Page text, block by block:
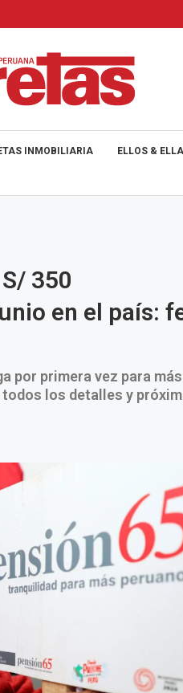
INMOBILIARIA ELLOS &
350
en el país:
por primera vez para
todos los detalles y